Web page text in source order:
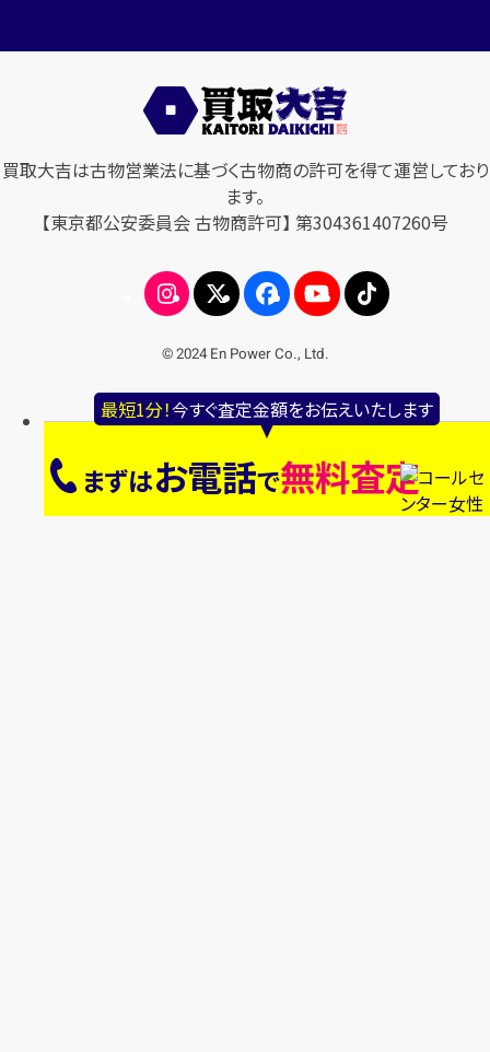
最短1分！今すぐ査定金額をお伝えいたします
まずはお電話で無料査定
買取大吉は古物営業法に基づく古物商の許可を得て運営しており
ます。
【東京都公安委員会 古物商許可】 第304361407260号
© 2024 En Power Co., Ltd.